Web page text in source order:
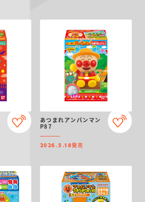
あつまれアンパンマン
P87
2026.5.18発売